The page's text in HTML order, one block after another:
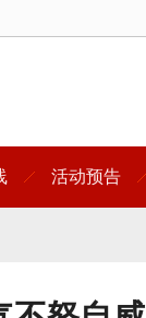
活动预告